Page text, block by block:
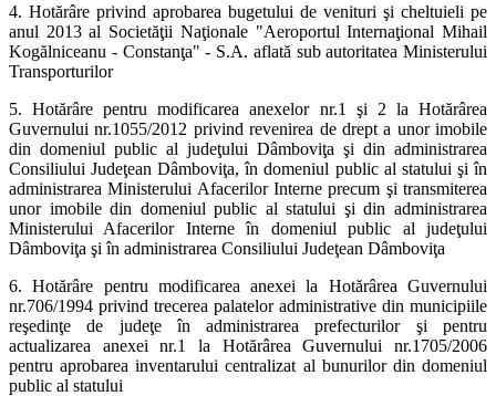
4. Hotărâre privind aprobarea bugetului de venituri şi cheltuieli pe
anul 2013 al Societăţii Naţionale "Aeroportul Internaţional Mihail
Kogălniceanu - Constanţa" - S.A. aflată sub autoritatea Ministerului
Transporturilor
5. Hotărâre pentru modificarea anexelor nr.1 şi 2 la Hotărârea
Guvernului nr.1055/2012 privind revenirea de drept a unor imobile
din domeniul public al judeţului Dâmboviţa şi din administrarea
Consiliului Judeţean Dâmboviţa, în domeniul public al statului şi în
administrarea Ministerului Afacerilor Interne precum şi transmiterea
unor imobile din domeniul public al statului şi din administrarea
Ministerului Afacerilor Interne în domeniul public al judeţului
Dâmboviţa şi în administrarea Consiliului Judeţean Dâmboviţa
6. Hotărâre pentru modificarea anexei la Hotărârea Guvernului
nr.706/1994 privind trecerea palatelor administrative din municipiile
reşedinţe de judeţe în administrarea prefecturilor şi pentru
actualizarea anexei nr.1 la Hotărârea Guvernului nr.1705/2006
pentru aprobarea inventarului centralizat al bunurilor din domeniul
public al statului